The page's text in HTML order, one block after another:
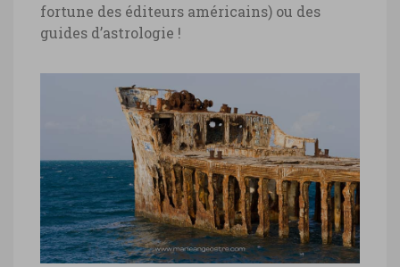
fortune des éditeurs américains) ou des
guides d’astrologie !